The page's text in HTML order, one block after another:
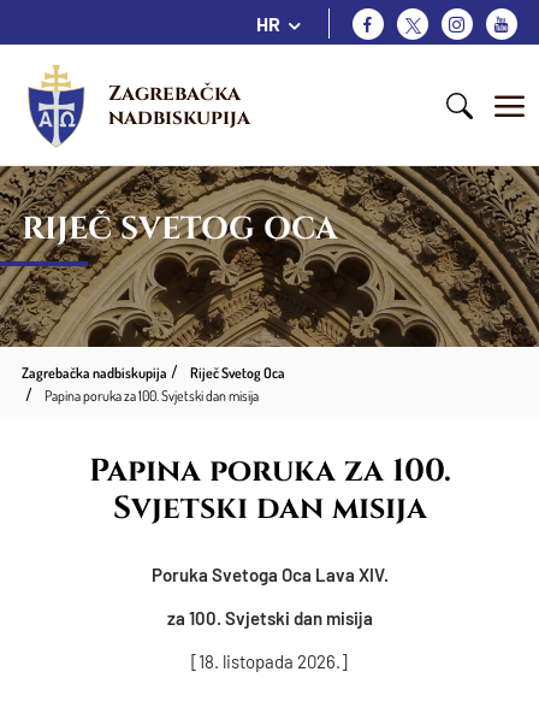
HR
Zagrebačka
nadbiskupija
RIJEČ SVETOG OCA
Zagrebačka nadbiskupija
Riječ Svetog Oca
Papina poruka za 100. Svjetski dan misija
Papina poruka za 100.
Svjetski dan misija
Poruka Svetoga Oca Lava XIV.
za 100. Svjetski dan misija
[18. listopada 2026.]